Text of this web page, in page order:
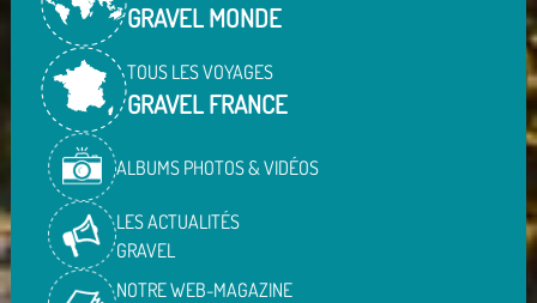
GRAVEL MONDE
TOUS LES VOYAGES
GRAVEL FRANCE
ALBUMS PHOTOS & VIDÉOS
LES ACTUALITÉS
GRAVEL
NOTRE WEB-MAGAZINE